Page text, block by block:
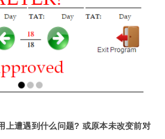
上遭遇到什么问题? 或原本未改变前对